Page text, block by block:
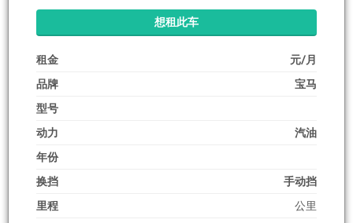
想租此车
租金
元/月
品牌
宝马
型号
动力
汽油
年份
换挡
手动挡
里程
公里